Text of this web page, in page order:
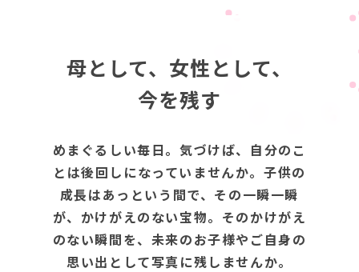
母として、女性として、
今を残す
めまぐるしい毎日。気づけば、自分のこ
とは後回しになっていませんか。子供の
成長はあっという間で、その一瞬一瞬
が、かけがえのない宝物。そのかけがえ
のない瞬間を、未来のお子様やご自身の
思い出として写真に残しませんか。